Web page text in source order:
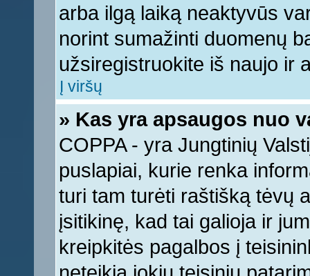
arba ilgą laiką neaktyvūs
norint sumažinti duomenų
užsiregistruokite iš naujo ir
Į viršų
» Kas yra apsaugos nuo
COPPA - yra Jungtinių
puslapiai, kurie renka
turi tam turėti raštišką tėvų
įsitikinę, kad tai galioja ir
kreipkitės pagalbos į